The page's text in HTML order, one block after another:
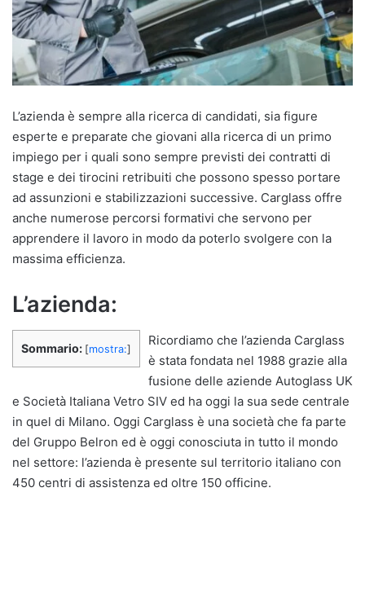
L’azienda è sempre alla ricerca di candidati, sia figure
esperte e preparate che giovani alla ricerca di un primo
impiego per i quali sono sempre previsti dei contratti di
stage e dei tirocini retribuiti che possono spesso portare
ad assunzioni e stabilizzazioni successive. Carglass offre
anche numerose percorsi formativi che servono per
apprendere il lavoro in modo da poterlo svolgere con la
massima efficienza.
L’azienda:
Sommario: [mostra:]
Ricordiamo che l’azienda Carglass
è stata fondata nel 1988 grazie alla
fusione delle aziende Autoglass UK
e Società Italiana Vetro SIV ed ha oggi la sua sede centrale
in quel di Milano. Oggi Carglass è una società che fa parte
del Gruppo Belron ed è oggi conosciuta in tutto il mondo
nel settore: l’azienda è presente sul territorio italiano con
450 centri di assistenza ed oltre 150 officine.